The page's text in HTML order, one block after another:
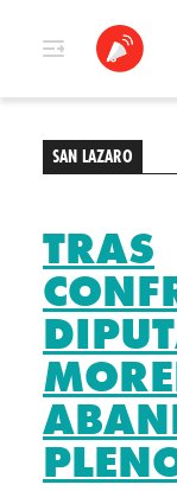
SAN LAZARO
TRAS